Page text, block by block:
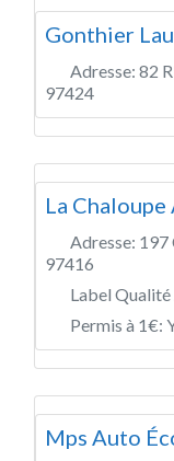
Gonthier
Adresse: 82
97424
La
Adresse: 197
97416
Label
Permis à 1€:
Mps Auto